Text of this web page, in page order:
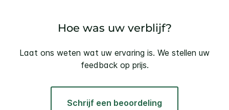
Hoe was uw verblijf?
Laat ons weten wat uw ervaring is. We stellen uw
feedback op prijs.
Schrijf een beoordeling